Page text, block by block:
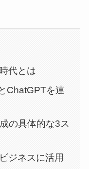
代とは
ChatGPTを連
の具体的な3ス
ジネスに活用